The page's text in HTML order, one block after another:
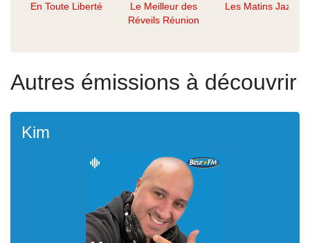
En Toute Liberté
Le Meilleur des
Réveils Réunion
Les Matins Jazz
Autres émissions à découvrir
Kim